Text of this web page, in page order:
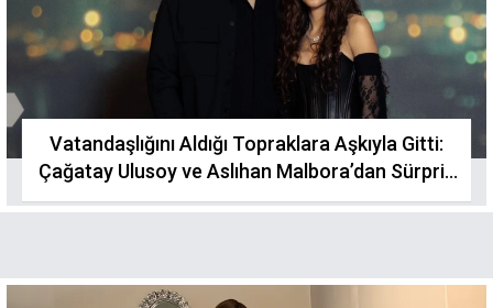
Vatandaşlığını Aldığı Topraklara Aşkıyla Gitti:
Çağatay Ulusoy ve Aslıhan Malbora’dan Sürpriz
Tatil.